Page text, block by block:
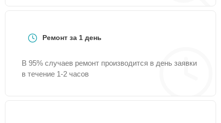
Ремонт за 1 день
В 95% случаев ремонт производится в день заявки
в течение 1-2 часов